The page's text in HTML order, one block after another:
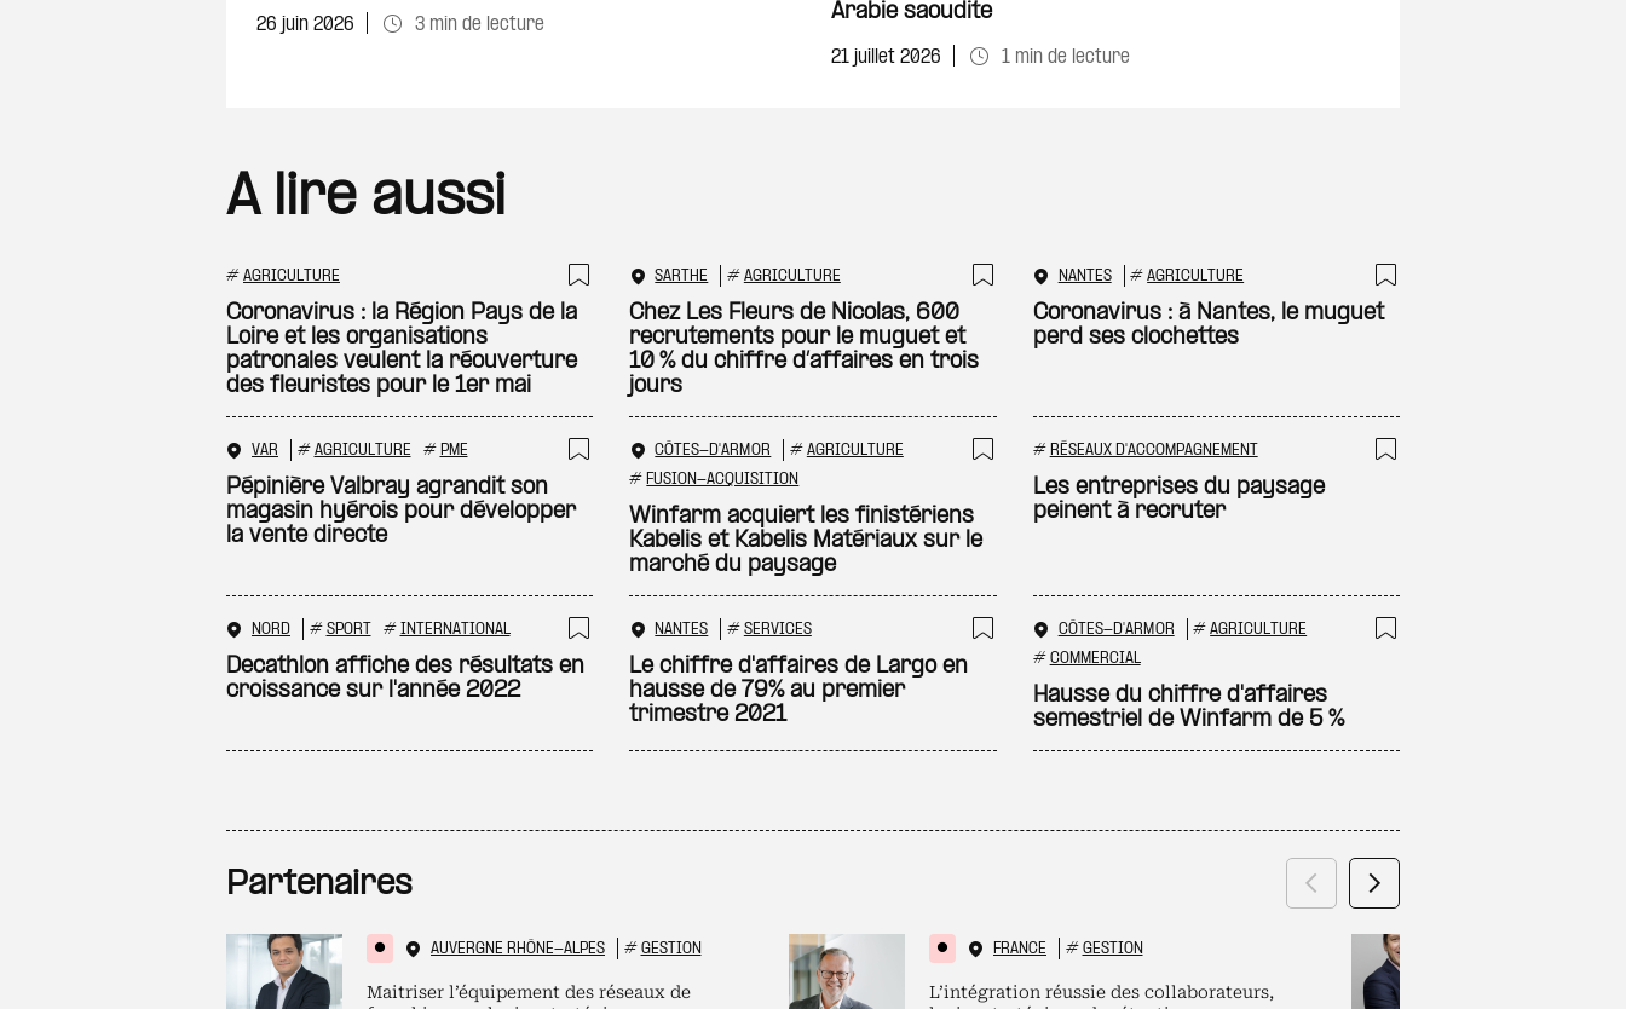
26 juin 2026 3 min de lecture
Arabie saoudite
21 juillet 2026 1 min de lecture
A lire aussi
# AGRICULTURE
Ajouter à ma sélection
Coronavirus : la Région Pays de la
Loire et les organisations
patronales veulent la réouverture
des fleuristes pour le 1er mai
SARTHE # AGRICULTURE
Ajouter à ma sélection
Chez Les Fleurs de Nicolas, 600
recrutements pour le muguet et
10 % du chiffre d’affaires en trois
jours
NANTES #AGRICULTURE
Ajouter à ma
Coronavirus : à Nantes, le muguet
perd ses clochettes
VAR # AGRICULTURE # PME
Ajouter à ma sélection
Pépinière Valbray agrandit son
magasin hyérois pour développer
la vente directe
CÔTES-D'ARMOR # AGRICULTURE
#FUSION-ACQUISITION Ajouter à ma sélection
Winfarm acquiert les finistériens
Kabelis et Kabelis Matériaux sur le
marché du paysage
# RÉSEAUX D'ACCOMPAGNEMENT
Les entreprises du paysage
peinent à recruter
NORD # SPORT # INTERNATIONAL
Ajouter à ma sélection
Decathlon affiche des résultats en
croissance sur l'année 2022
NANTES # SERVICES
Ajouter à ma sélection
Le chiffre d'affaires de Largo en
hausse de 79% au premier
trimestre 2021
CÔTES-D'ARMOR #AGRICULTURE
# COMMERCIAL
Hausse du chiffre d'affaires
semestriel de Winfarm de 5 %
Partenaires
AUVERGNE RHÔNE-ALPES # GESTION
Maitriser l’équipement des réseaux de
FRANCE # GESTION
L’intégration réussie des collaborateurs,
Précédent
Suivant